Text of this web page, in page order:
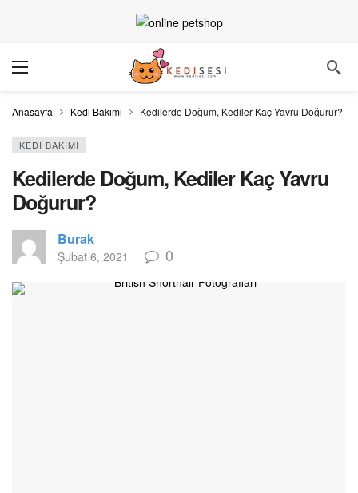
Anasayfa Kedi Bakımı Kedilerde Doğum, Kediler Kaç Yavru Doğurur?
KEDI BAKIMI
Kedilerde Doğum, Kediler Kaç Yavru
Doğurur?
Burak
Şubat 6, 2021 0